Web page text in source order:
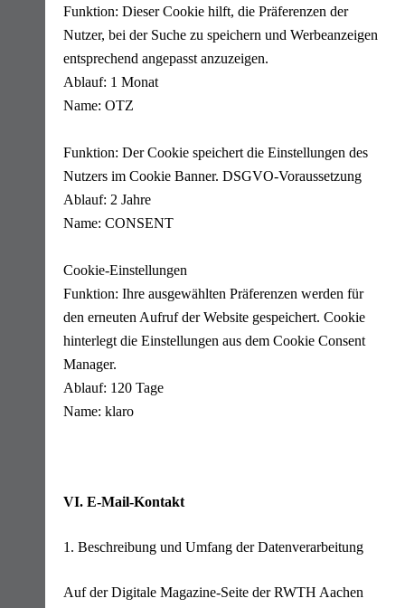
Funktion: Dieser Cookie hilft, die Präferenzen der
Nutzer, bei der Suche zu speichern und Werbeanzeigen
entsprechend angepasst anzuzeigen.
Ablauf: 1 Monat
Name: OTZ
Funktion: Der Cookie speichert die Einstellungen des
Nutzers im Cookie Banner. DSGVO-Voraussetzung
Ablauf: 2 Jahre
Name: CONSENT
Cookie-Einstellungen
Funktion: Ihre ausgewählten Präferenzen werden für
den erneuten Aufruf der Website gespeichert. Cookie
hinterlegt die Einstellungen aus dem Cookie Consent
Manager.
Ablauf: 120 Tage
Name: klaro
VI. E-Mail-Kontakt
1. Beschreibung und Umfang der Datenverarbeitung
Auf der Digitale Magazine-Seite der RWTH Aachen